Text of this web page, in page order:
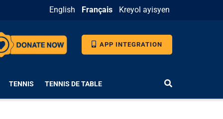
English Français Kreyol ayisyen
APP INTEGRATION
TENNIS TENNIS DE TABLE